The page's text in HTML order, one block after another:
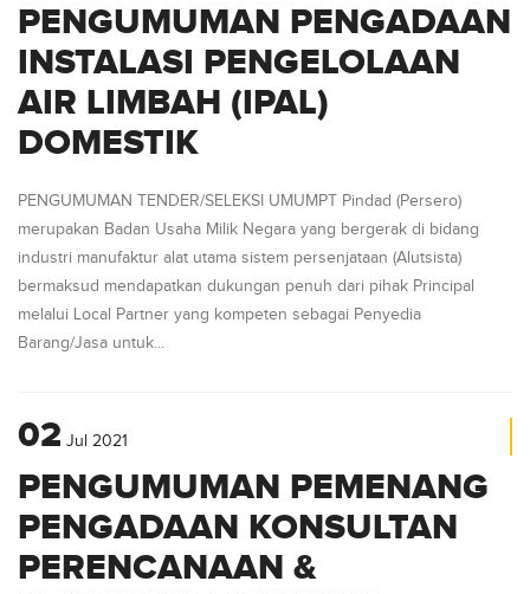
PENGUMUMAN PENGADAAN
INSTALASI PENGELOLAAN
AIR LIMBAH (IPAL)
DOMESTIK
PENGUMUMAN TENDER/SELEKSI UMUMPT Pindad (Persero)
merupakan Badan Usaha Milik Negara yang bergerak di bidang
industri manufaktur alat utama sistem persenjataan (Alutsista)
bermaksud mendapatkan dukungan penuh dari pihak Principal
melalui Local Partner yang kompeten sebagai Penyedia
Barang/Jasa untuk...
02 Jul 2021
PENGUMUMAN PEMENANG
PENGADAAN KONSULTAN
PERENCANAAN &